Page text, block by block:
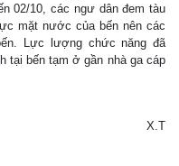
02/10, các ngư dân đem tàu
mặt nước của bến nên các
Lực lượng chức năng đã
tại bến tạm ở gần nhà ga cáp
X.T